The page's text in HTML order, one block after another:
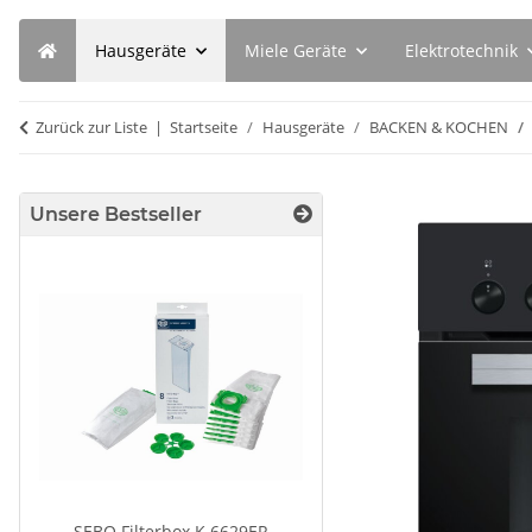
Hausgeräte Miele Geräte Elektrotechnik
Zurück zur Liste Startseite Hausgeräte BACKEN & KOCHEN
Unsere Bestseller